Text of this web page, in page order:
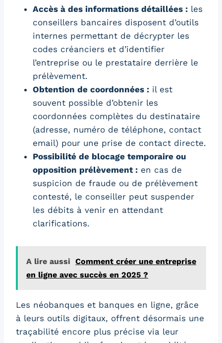
Accès à des informations détaillées : les
conseillers bancaires disposent d’outils
internes permettant de décrypter les
codes créanciers et d’identifier
l’entreprise ou le prestataire derrière le
prélèvement.
Obtention de coordonnées : il est
souvent possible d’obtenir les
coordonnées complètes du destinataire
(adresse, numéro de téléphone, contact
email) pour une prise de contact directe.
Possibilité de blocage temporaire ou
opposition prélèvement : en cas de
suspicion de fraude ou de prélèvement
contesté, le conseiller peut suspender
les débits à venir en attendant
clarifications.
A lire aussi Comment créer une entreprise
en ligne avec succès en 2025 ?
Les néobanques et banques en ligne, grâce
à leurs outils digitaux, offrent désormais une
traçabilité encore plus précise via leur